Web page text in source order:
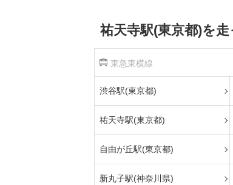
祐天寺駅(東京都)を
東急東横線
渋谷駅(東京都)
祐天寺駅(東京都)
自由が丘駅(東京都)
新丸子駅(神奈川県)